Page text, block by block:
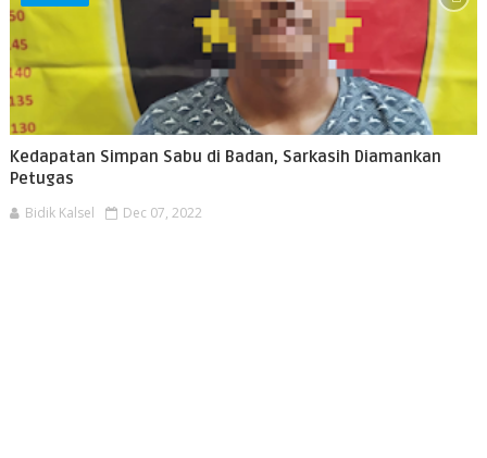
Kedapatan Simpan Sabu di Badan, Sarkasih Diamankan
Petugas
Bidik Kalsel Dec 07, 2022